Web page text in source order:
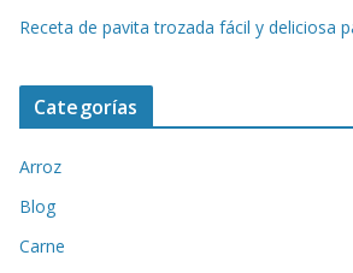
Receta de pavita trozada fácil y deliciosa
Categorías
Arroz
Blog
Carne